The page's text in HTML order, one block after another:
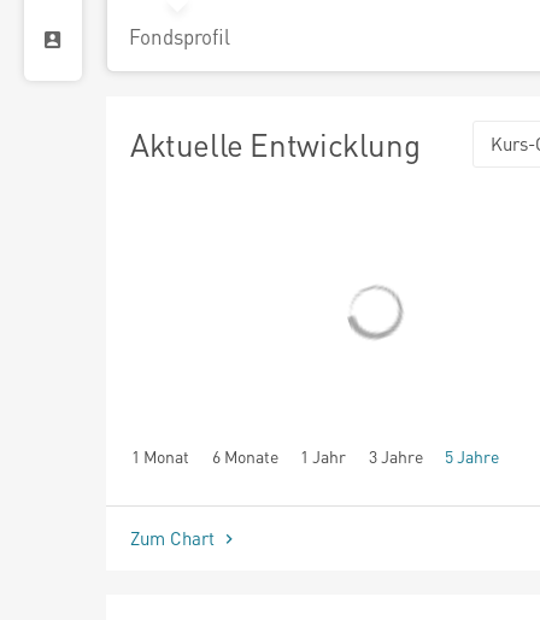
Fondsprofil
Aktuelle Entwicklung Kurs-
1 Monat 6 Monate 1 Jahr 3 Jahre 5 Jahre
seit Beginn
Zum Chart